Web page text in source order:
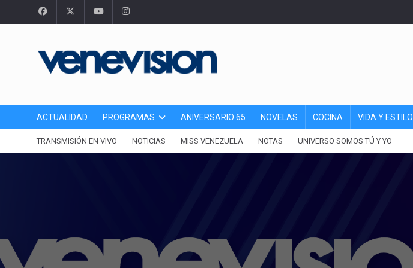
ACTUALIDAD PROGRAMAS ANIVERSARIO 65 NOVELAS COCINA VIDA Y ESTILO
TRANSMISIÓN EN VIVO NOTICIAS MISS VENEZUELA NOTAS UNIVERSO SOMOS TÚ Y YO